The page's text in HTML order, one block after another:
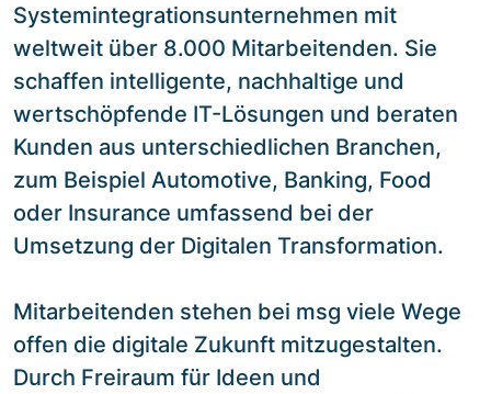
Systemintegrationsunternehmen mit
weltweit über 8.000 Mitarbeitenden. Sie
schaffen intelligente, nachhaltige und
wertschöpfende IT-Lösungen und beraten
Kunden aus unterschiedlichen Branchen,
zum Beispiel Automotive, Banking, Food
oder Insurance umfassend bei der
Umsetzung der Digitalen Transformation.
Mitarbeitenden stehen bei msg viele Wege
offen die digitale Zukunft mitzugestalten.
Durch Freiraum für Ideen und